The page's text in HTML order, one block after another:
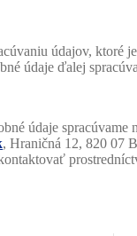
údajov, ktoré
údaje ďalej
údaje
, Hraničná 12, 820 07